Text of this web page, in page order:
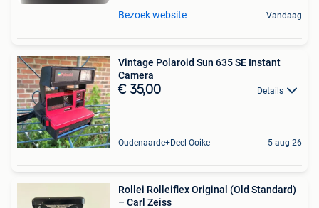
Bezoek website Vandaag
Vintage Polaroid Sun 635 SE Instant
Camera
€ 35,00 Details
Oudenaarde+Deel Ooike 5 aug 26
Rollei Rolleiflex Original (Old Standard)
– Carl Zeiss